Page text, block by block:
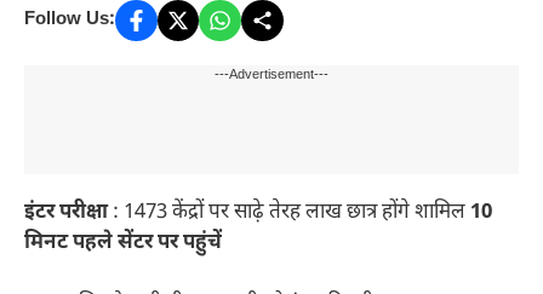
Follow Us:
---Advertisement---
इंटर परीक्षा: 1473 केंद्रों पर साढ़े तेरह लाख छात्र होंगे शामिल 10
मिनट पहले सेंटर पर पहुंचें